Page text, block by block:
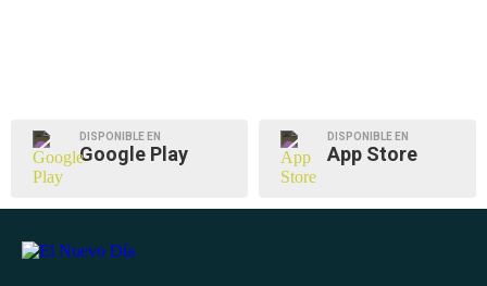
DISPONIBLE EN
Google Play
DISPONIBLE EN
App Store